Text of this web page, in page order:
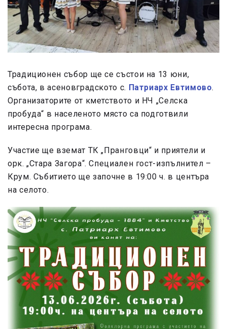
Традиционен събор ще се състои на 13 юни,
събота, в асеновградското с. Патриарх Евтимово.
Организаторите от кметството и НЧ „Селска
пробуда“ в населеното място са подготвили
интересна програма.
Участие ще вземат ТК „Пранговци“ и приятели и
орк. „Стара Загора“. Специален гост-изпълнител –
Крум. Събитието ще започне в 19:00 ч. в центъра
на селото.